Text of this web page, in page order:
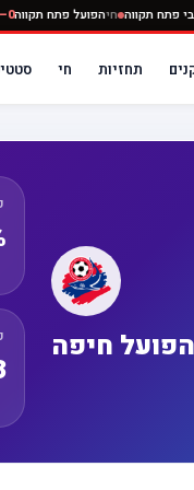
0–0 מכבי פתח תקווה חיהפועל
תחזיות חי
הפועל חיפה